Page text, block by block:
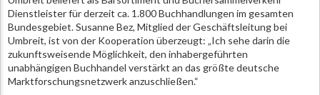
Dienstleister für derzeit ca. 1.800 Buchhandlungen im gesamten
Bundesgebiet. Susanne Bez, Mitglied der Geschäftsleitung bei
Umbreit, ist von der Kooperation überzeugt: „Ich sehe darin die
zukunftsweisende Möglichkeit, den inhabergeführten
unabhängigen Buchhandel verstärkt an das größte deutsche
Marktforschungsnetzwerk anzuschließen.“